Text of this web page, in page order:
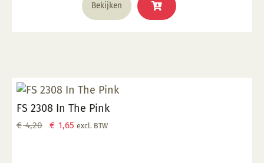
Bekijken
FS 2308 In The Pink
€4,20
Oorspronkelijke
€ 1,65 Huidige
excl. BTW